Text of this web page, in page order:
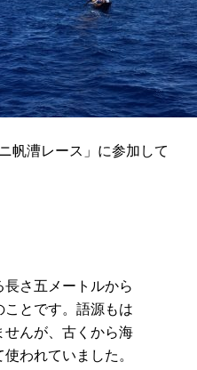
帆漕レース」に参加して
さ五メートルから
とです。語源もは
せんが、古くから海
われていました。